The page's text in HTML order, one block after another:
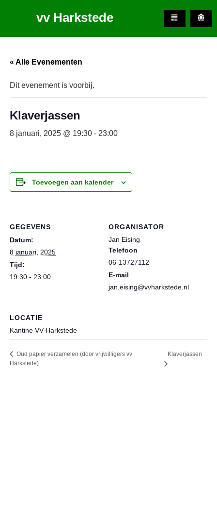
vv Harkstede
« Alle Evenementen
Dit evenement is voorbij.
Klaverjassen
8 januari, 2025 @ 19:30 - 23:00
Toevoegen aan kalender
GEGEVENS
Datum:
8 januari, 2025
Tijd:
19:30 - 23:00
ORGANISATOR
Jan Eising
Telefoon
06-13727112
E-mail
jan.eising@vvharkstede.nl
LOCATIE
Kantine VV Harkstede
Oud papier verzamelen (door vrijwilligers vv
Harkstede)
Klaverjassen